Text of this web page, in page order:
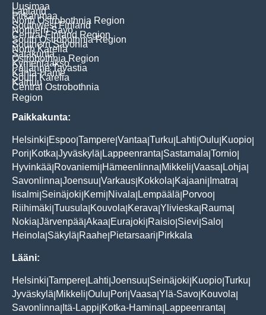
Uusimaa
Lapland
Pirkanmaa
North Ostrobothnia Region
Southwest Finland
Northern Savo
Central Finland Region
South Ostrobothnia Region
Southern Savonia
North Karelia
Satakunta
Ostrobothnia Region
Kymenlaakso
Päijänne Tavastia
Kanta-Häme
South Karelia
Kainuu
Central Ostrobothnia
Region
Paikkakunta:
Helsinki Espoo Tampere Vantaa Turku Lahti Oulu Kuopio
Pori Kotka Jyväskylä Lappeenranta Sastamala Tornio
Hyvinkää Rovaniemi Hämeenlinna Mikkeli Vaasa Lohja
Savonlinna Joensuu Varkaus Kokkola Kajaani Imatra
Iisalmi Seinäjoki Kemi Nivala Lempäälä Porvoo
Riihimäki Tuusula Kouvola Kerava Ylivieska Rauma
Nokia Järvenpää Akaa Eurajoki Raisio Sievi Salo
Heinola Säkylä Raahe Pietarsaari Pirkkala
Lääni:
Helsinki Tampere Lahti Joensuu Seinäjoki Kuopio Turku
Jyväskylä Mikkeli Oulu Pori Vaasa Ylä-Savo Kouvola
Savonlinna Itä-Lappi Kotka-Hamina Lappeenranta